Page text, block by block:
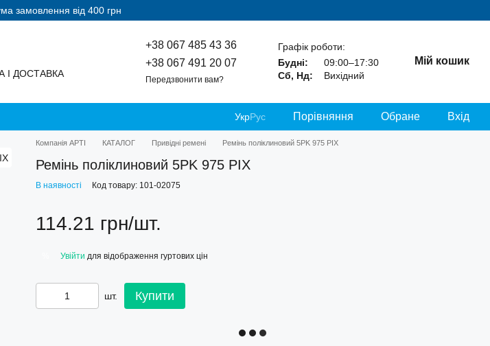
замовлення від 400 грн
І ДОСТАВКА
+38 067 485 43 36
+38 067 491 20 07
Передзвонити вам?
Графік роботи:
Будні:
09:00–17:30
Сб, Нд:
Вихідний
Мій кошик
УкрРус Порівняння Обране Вхід
Компанія АРТІ КАТАЛОГ Привідні ремені Ремінь поліклиновий 5PK 975 PIX
Ремінь поліклиновий 5PK 975 PIX
В наявності Код товару: 101-02075
114.21 грн/шт.
Увійти для відображення гуртових цін
шт. Купити